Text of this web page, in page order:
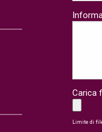
Carica
Limite di